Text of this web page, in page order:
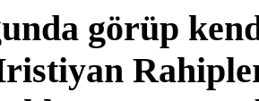
görüp